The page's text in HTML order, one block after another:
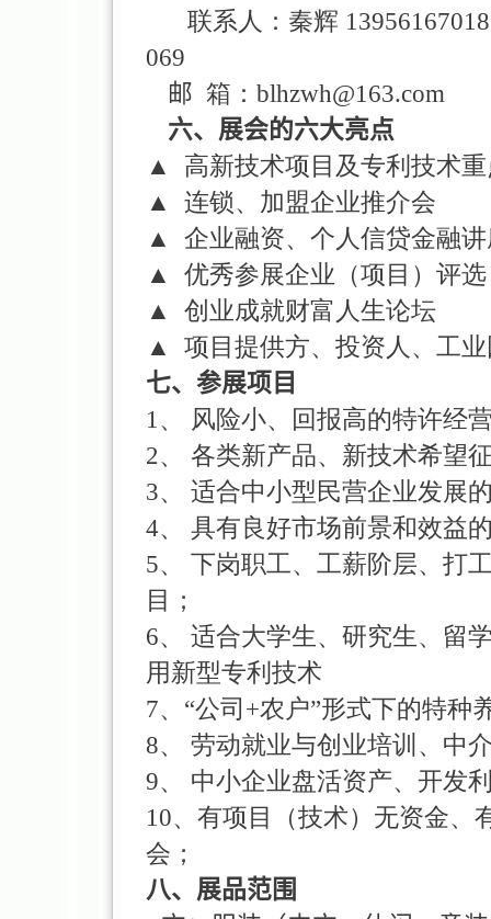
联系人：秦辉
069
邮 箱：blhzwh@163.com
六、展会的六大亮点
▲
高新技术项目及专利技术
▲
连锁、加盟企业推介会
▲
企业融资、个人信贷金融
▲
优秀参展企业（项目）评选
▲
创业成就财富人生论坛
▲
项目提供方、投资人、工
七、参展项目
1、 风险小、回报高的特许经
2、 各类新产品、新技术希望
3、 适合中小型民营企业发展
4、 具有良好市场前景和效益
5、 下岗职工、工薪阶层、打
目；
6、 适合大学生、研究生、留
用新型专利技术
7、“公司+农户”形式下的特种
8、 劳动就业与创业培训、中
9、 中小企业盘活资产、开发
10、有项目（技术）无资金、
会；
八、展品范围